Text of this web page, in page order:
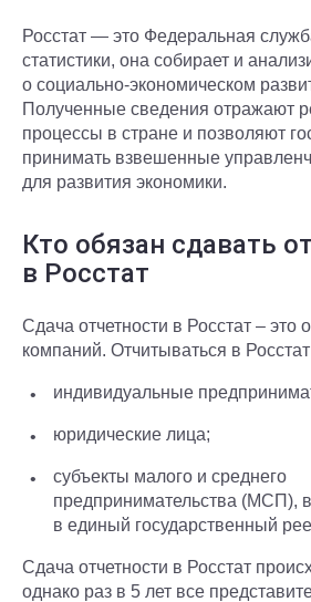
Росстат — это Федеральная
статистики, она собирает и
о социально-экономическом
Полученные сведения отражают
процессы в стране и позволяют
принимать взвешенные
для развития экономики.
Кто обязан сдавать
в Росстат
Сдача отчетности в Росстат – это
компаний. Отчитываться в
индивидуальные
юридические лица;
субъекты малого и среднего
предпринимательства (МСП),
в единый государственный
Сдача отчетности в Росстат
однако раз в 5 лет все